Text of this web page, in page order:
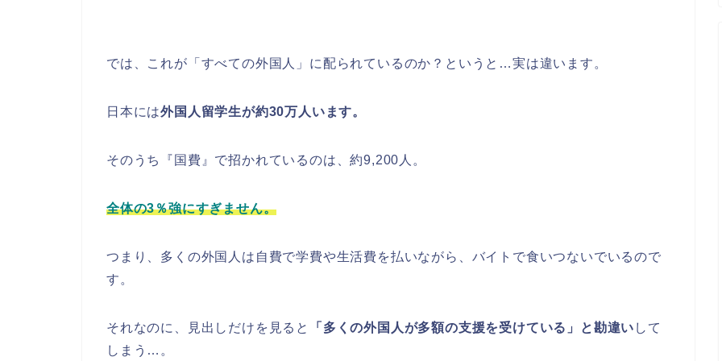
では、これが「すべての外国人」に配られているのか？というと…実は違います。
日本には外国人留学生が約30万人います。
そのうち『国費』で招かれているのは、約9,200人。
全体の3％強にすぎません。
つまり、多くの外国人は自費で学費や生活費を払いながら、バイトで食いつないでいるので
す。
それなのに、見出しだけを見ると 「多くの外国人が多額の支援を受けている」と勘違い して
しまう…。